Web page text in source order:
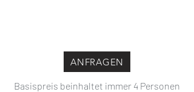
ANFRAGEN
Basispreis beinhaltet immer 4 Personen